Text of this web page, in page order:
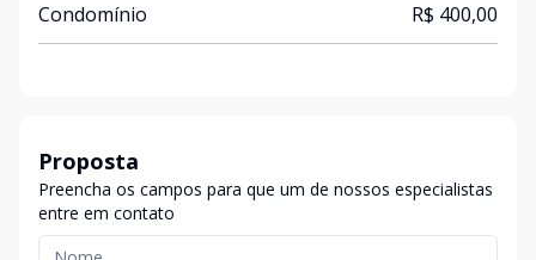
Condomínio R$ 400,00
Proposta
Preencha os campos para que um de nossos especialistas
entre em contato